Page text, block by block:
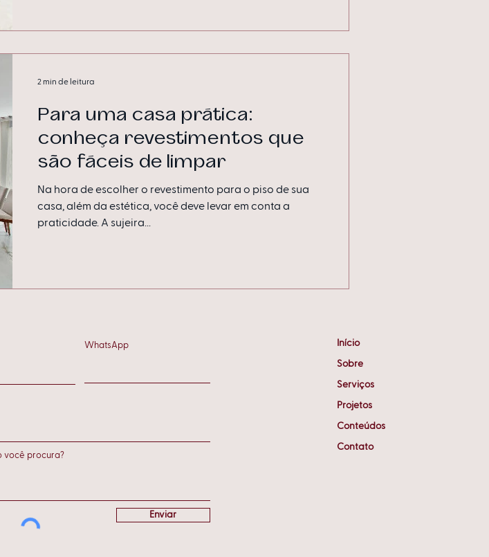
Para uma casa prática:
conheça revestimentos que
são fáceis de limpar
Na hora de escolher o revestimento para o piso de sua
casa, além da estética, você deve levar em conta a
praticidade. A sujeira...
2 min de leitura
WhatsApp
Enviar
Início
Sobre
Serviços
Projetos
Conteúdos
Contato